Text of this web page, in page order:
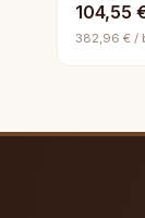
104,55
382,96 € /